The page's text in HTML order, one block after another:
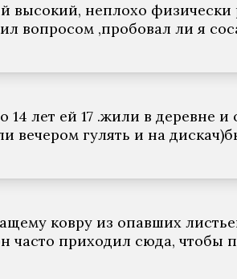
неплохо физически
вопросом ,пробовал ли я
лет ей 17 .жили в деревне и
вечером гулять и на
ковру из опавших
приходил сюда, чтобы